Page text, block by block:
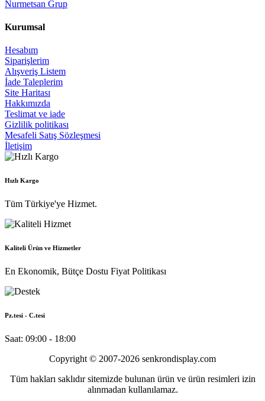
Nurmetsan Grup
Kurumsal
Hesabım
Siparişlerim
Alışveriş Listem
İade Taleplerim
Site Haritası
Hakkımızda
Teslimat ve iade
Gizlilik politikası
Mesafeli Satış Sözleşmesi
İletişim
Hızlı Kargo
Tüm Türkiye'ye Hizmet.
Kaliteli Ürün ve Hizmetler
En Ekonomik, Bütçe Dostu Fiyat Politikası
Pz.tesi - C.tesi
Saat: 09:00 - 18:00
Copyright © 2007-2026 senkrondisplay.com
Tüm hakları saklıdır sitemizde bulunan ürün ve ürün resimleri izin
alınmadan kullanılamaz.